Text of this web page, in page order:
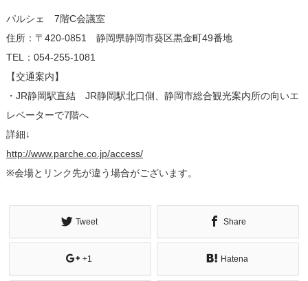
パルシェ 7階C会議室
住所：〒420-0851 静岡県静岡市葵区黒金町49番地
TEL：054-255-1081
【交通案内】
・JR静岡駅直結 JR静岡駅北口側、静岡市総合観光案内所の向いエ
レベーターで7階へ
詳細↓
http://www.parche.co.jp/access/
※会場とリンク先が違う場合がございます。
Tweet Share
+1 Hatena